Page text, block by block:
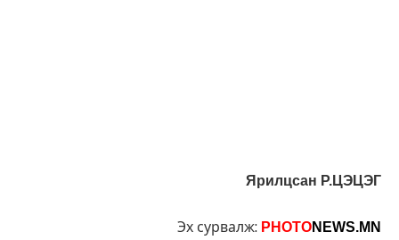
Ярилцсан Р.ЦЭЦЭГ
Эх сурвалж: PHOTONEWS.MN